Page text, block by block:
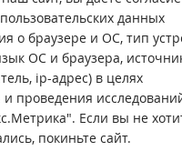
данных
о браузере и ОС, тип
ОС и браузера,
ip-адрес) в целях
проведения
Если вы не
покиньте сайт.